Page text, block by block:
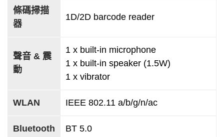
條碼掃描
器
1D/2D barcode reader
聲音 & 震
動
1 x built-in microphone
1 x built-in speaker (1.5W)
1 x vibrator
WLAN IEEE 802.11 a/b/g/n/ac
Bluetooth BT 5.0